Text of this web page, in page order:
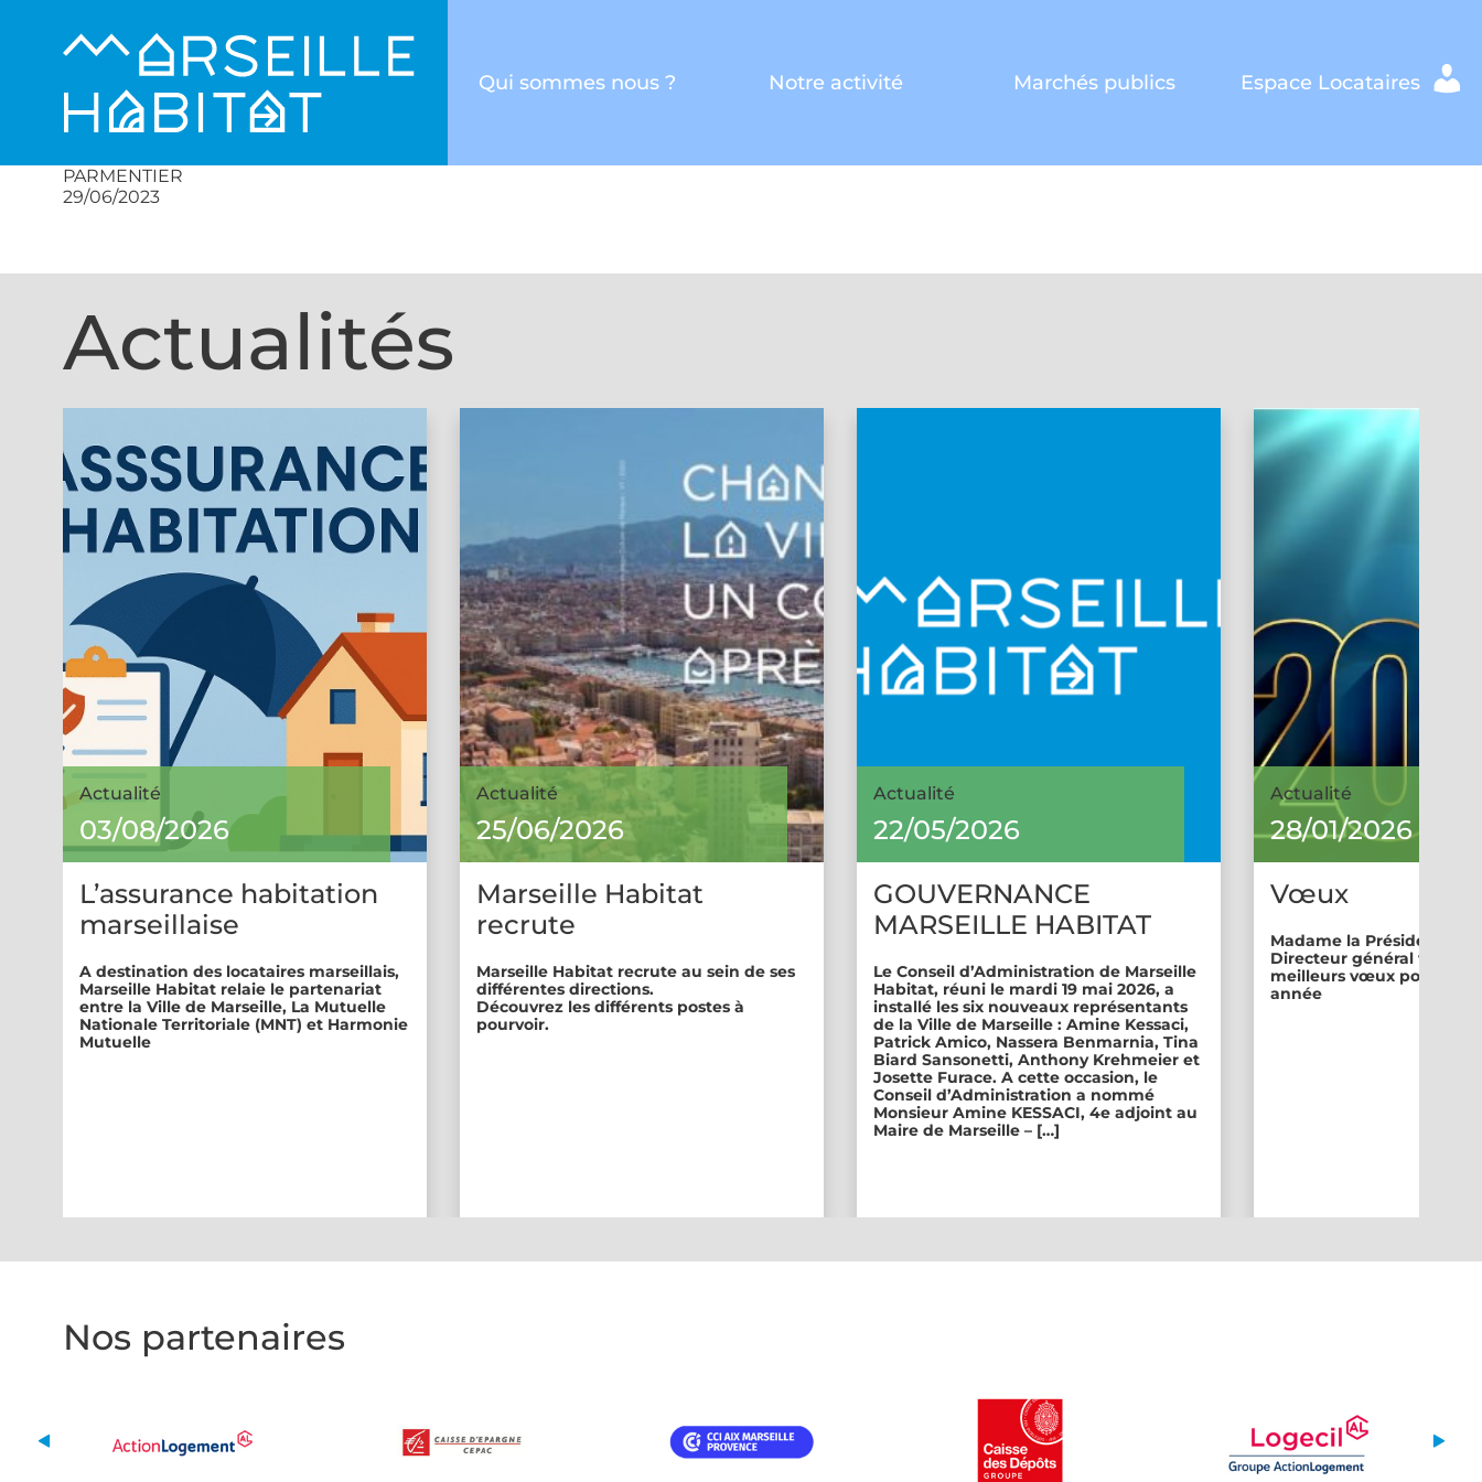
Qui sommes nous ? Notre activité Marchés publics Espace Locataires
PARMENTIER
29/06/2023
Actualités
Actualité
03/08/2026
L’assurance habitation
marseillaise
A destination des locataires marseillais,
Marseille Habitat relaie le partenariat
entre la Ville de Marseille, La Mutuelle
Nationale Territoriale (MNT) et Harmonie
Mutuelle
Actualité
25/06/2026
Marseille Habitat
recrute
Marseille Habitat recrute au sein de ses
différentes directions.
Découvrez les différents postes à
pourvoir.
Actualité
22/05/2026
GOUVERNANCE
MARSEILLE HABITAT
Le Conseil d’Administration de Marseille
Habitat, réuni le mardi 19 mai 2026, a
installé les six nouveaux représentants
de la Ville de Marseille : Amine Kessaci,
Patrick Amico, Nassera Benmarnia, Tina
Biard Sansonetti, Anthony Krehmeier et
Josette Furace. A cette occasion, le
Conseil d’Administration a nommé
Monsieur Amine KESSACI, 4e adjoint au
Maire de Marseille – […]
Actualité
28/01/2026
Vœux
Madame la Présidente et
Directeur général vous
meilleurs vœux pour
année
Nos partenaires